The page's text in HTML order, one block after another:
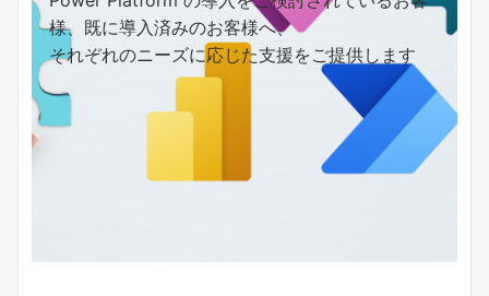
様、既に導入済みのお客様へ、
それぞれのニーズに応じた支援をご提供します